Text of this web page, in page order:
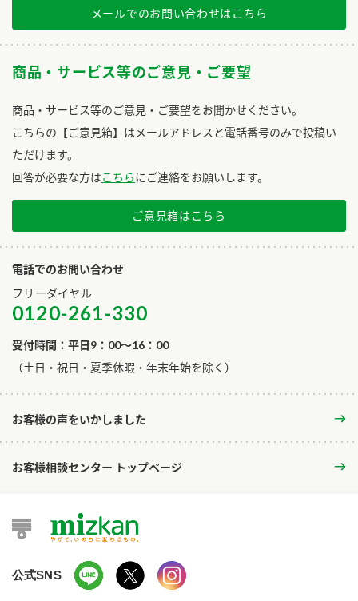
メールでのお問い合わせはこちら
商品・サービス等のご意見・ご要望
商品・サービス等のご意見・ご要望をお聞かせください。
こちらの【ご意見箱】はメールアドレスと電話番号のみで投稿い
ただけます。
回答が必要な方はこちらにご連絡をお願いします。
ご意見箱はこちら
電話でのお問い合わせ
フリーダイヤル
0120-261-330
受付時間：平日9：00～16：00
​（土日・祝日・夏季休暇・年末年始を除く）
お客様の声をいかしました
お客様相談センター トップページ
公式SNS